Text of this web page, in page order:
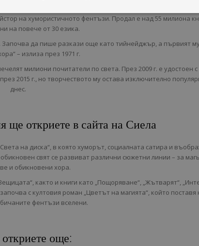
на хумористичното фентъзи. Продал е над 55 милиона
на повече от 30 езика.
да пише разкази още като тийнейджър, а първият
– излиза през 1971 г.
милиони почитатели по света. През 2009 г. е удостоен
2015 г., но творчеството му остава изключително
днес.
ще откриете в сайта на Сиела
на диска“, в която хуморът, социалната сатира и
свят се развиват различни сюжетни линии – за
и обикновени хора.
както и книги като „Пощоряване“, „Жътварят“,
с култовия роман „Цветът на магията“, който поставя
фентъзи вселени.
още: